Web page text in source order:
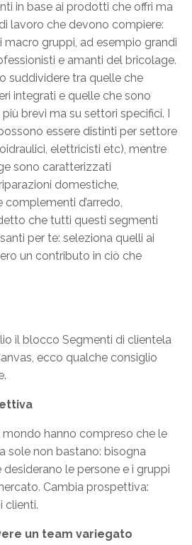
in base ai prodotti che offri ma
lavoro che devono compiere:
macro gruppi, ad esempio grandi
e amanti del bricolage.
suddividere tra quelle che
integrati e quelle che sono
brevi ma su settori specifici. I
essere distinti per settore
elettricisti etc), mentre
sono caratterizzati
domestiche,
d’arredo,
che tutti questi segmenti
per te: seleziona quelli ai
un contributo in ciò che
il blocco Segmenti di clientela
ecco qualche consiglio
mondo hanno compreso che le
sole non bastano: bisogna
le persone e i gruppi
Cambia prospettiva:
clienti.
un team variegato